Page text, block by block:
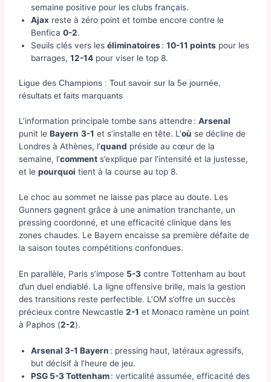
semaine positive pour les clubs français.
Ajax reste à zéro point et tombe encore contre le
Benfica0-2.
Seuils clés vers leséliminatoires:10-11 points pour les
barrages,12-14 pour viser le top 8.
Ligue des Champions : Tout savoir sur la 5e journée,
résultats et faits marquants
L’information principale tombe sans attendre :Arsenal
punit leBayern 3-1 et s’installe en tête. L’où se décline de
Londres à Athènes, l’quand préside au cœur de la
semaine, l’comment s’explique par l’intensité et la justesse,
et lepourquoi tient à la course au top 8.
Le choc au sommet ne laisse pas place au doute. Les
Gunners gagnent grâce à une animation tranchante, un
pressing coordonné, et une efficacité clinique dans les
zones chaudes. Le Bayern encaisse sa première défaite de
la saison toutes compétitions confondues.
En parallèle, Paris s’impose 5-3 contre Tottenham au bout
d’un duel endiablé. La ligne offensive brille, mais la gestion
des transitions reste perfectible. L’OM s’offre un succès
précieux contre Newcastle2-1 et Monaco ramène un point
à Paphos (2-2).
Arsenal 3-1 Bayern : pressing haut, latéraux agressifs,
but décisif à l’heure de jeu.
PSG 5-3 Tottenham: verticalité assumée, efficacité des